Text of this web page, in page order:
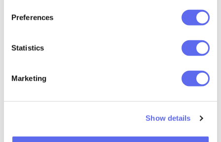
Preferences
Statistics
Marketing
Show details